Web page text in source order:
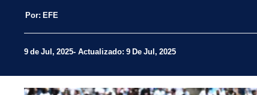
Por: EFE
9 de Jul, 2025 Actualizado: 9 De Jul, 2025